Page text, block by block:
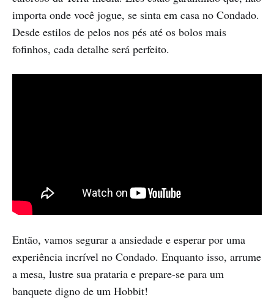
importa onde você jogue, se sinta em casa no Condado.
Desde estilos de pelos nos pés até os bolos mais
fofinhos, cada detalhe será perfeito.
Então, vamos segurar a ansiedade e esperar por uma
experiência incrível no Condado. Enquanto isso, arrume
a mesa, lustre sua prataria e prepare-se para um
banquete digno de um Hobbit!